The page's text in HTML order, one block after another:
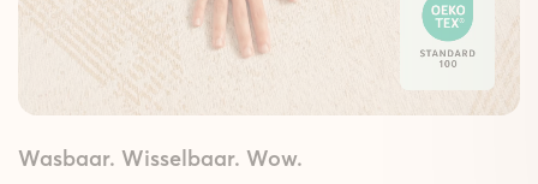
Wasbaar. Wisselbaar. Wow.